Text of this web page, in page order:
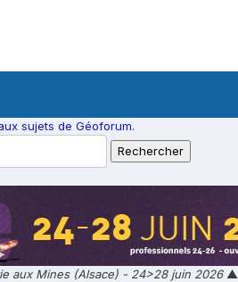
sujets de Géoforum.
aux Mines (Alsace) - 24>28 juin 2026▲